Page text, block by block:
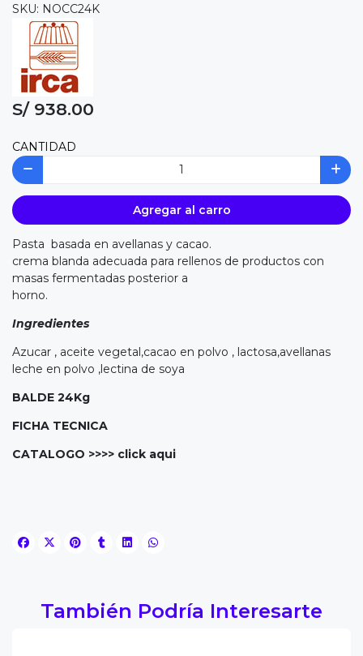
SKU: NOCC24K
S/ 938.00
CANTIDAD
Agregar al carro
Pasta basada en avellanas y cacao.
crema blanda adecuada para rellenos de productos con
masas fermentadas posterior a
horno.
Ingredientes
Azucar , aceite vegetal,cacao en polvo , lactosa,avellanas
leche en polvo ,lectina de soya
BALDE 24Kg
FICHA TECNICA
CATALOGO >>>> click aqui
También Podría Interesarte